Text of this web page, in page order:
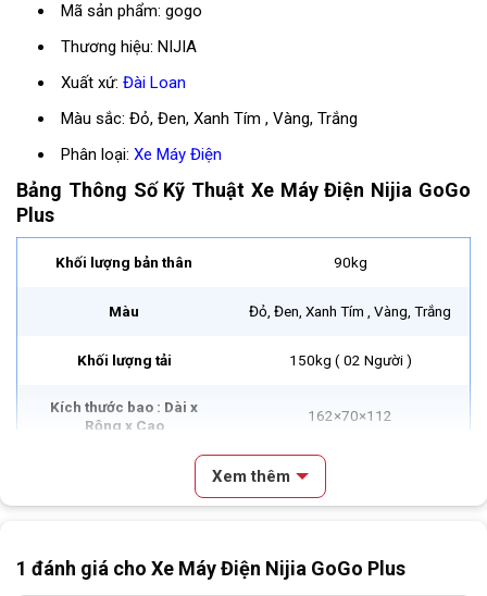
Video Review & Đánh Giá Xe Máy Điện Nijia GoGo Plus
Mã sản phẩm: gogo
Thương hiệu: NIJIA
Xuất xứ: Đài Loan
Màu sắc: Đỏ, Đen, Xanh Tím , Vàng, Trắng
Phân loại: Xe Máy Điện
Bảng Thông Số Kỹ Thuật Xe Máy Điện Nijia GoGo
Plus
Khối lượng bản thân 90kg
Màu Đỏ, Đen, Xanh Tím , Vàng, Trắng
Khối lượng tải 150kg ( 02 Người )
Kích thước bao : Dài x
Rộng x Cao
162×70×112
Đông cơ điện 1 chiều, không chổi
Xem thêm
1 đánh giá cho Xe Máy Điện Nijia GoGo Plus